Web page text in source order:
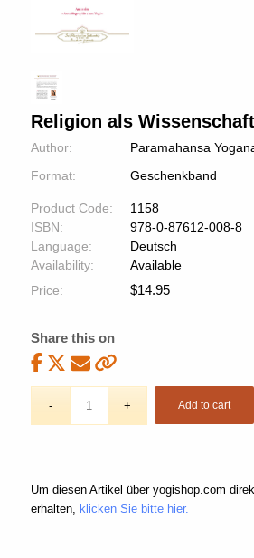
Religion als Wissenschaft
Author:
Paramahansa
Format:
Geschenkband
Product Code:
1158
ISBN:
978-0-87612-008-8
Language:
Deutsch
Availability:
Available
Price:
$14.95
Share this on
Add to cart
Um diesen Artikel über yogishop.com
erhalten, klicken Sie bitte hier.